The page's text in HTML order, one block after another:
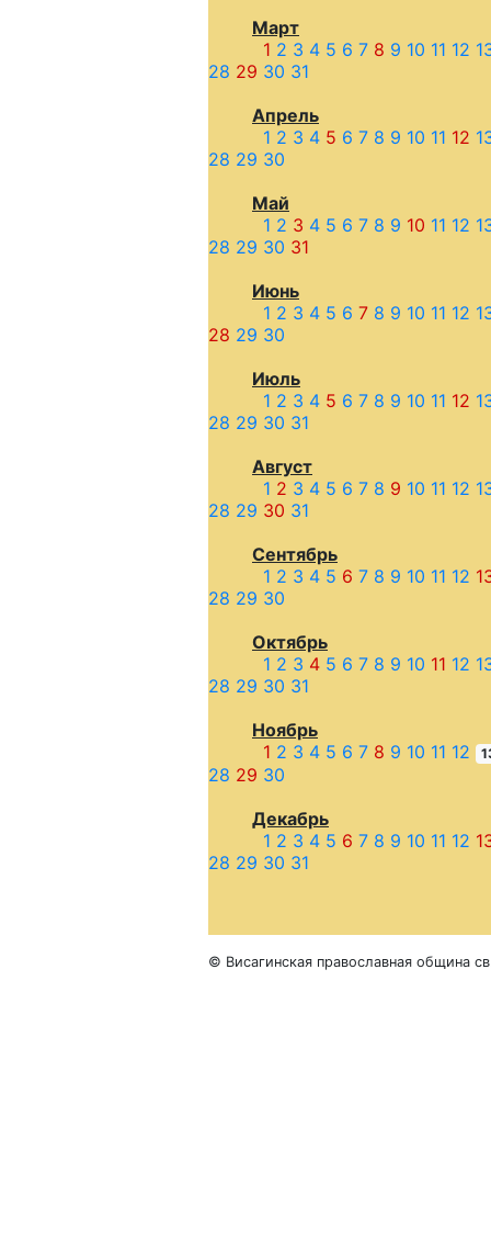
Март
1 2 3 4 5 6 7 8 9 10 11 12
28 29 30 31
Апрель
1 2 3 4 5 6 7 8 9 10 11 12
28 29 30
Май
1 2 3 4 5 6 7 8 9 10 11 12
28 29 30 31
Июнь
1 2 3 4 5 6 7 8 9 10 11 12
28 29 30
Июль
1 2 3 4 5 6 7 8 9 10 11 12
28 29 30 31
Август
1 2 3 4 5 6 7 8 9 10 11 12
28 29 30 31
Сентябрь
1 2 3 4 5 6 7 8 9 10 11 12
28 29 30
Октябрь
1 2 3 4 5 6 7 8 9 10 11 12
28 29 30 31
Ноябрь
1 2 3 4 5 6 7 8 9 10 11 12
28 29 30
Декабрь
1 2 3 4 5 6 7 8 9 10 11 12
28 29 30 31
© Висагинская православная община